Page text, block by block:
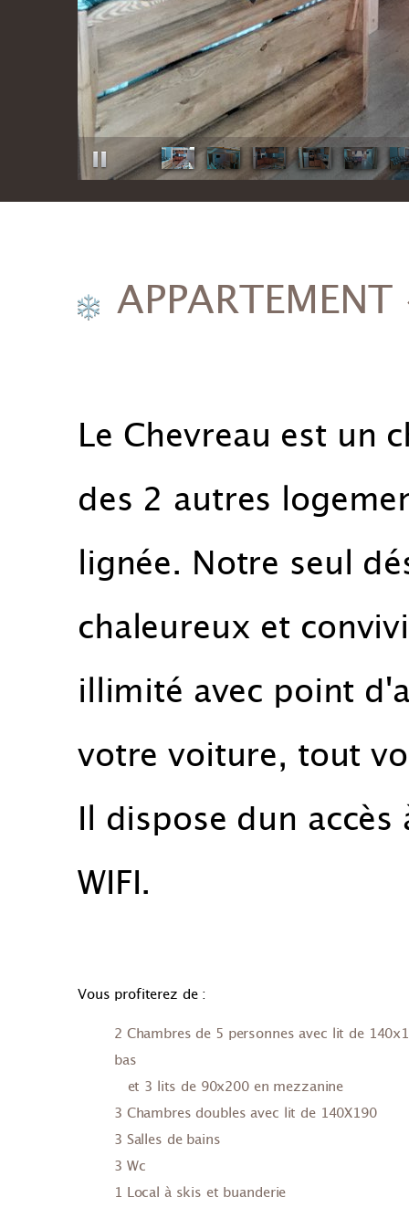
Le Chevreau est un
des 2 autres
lignée. Notre seul
chaleureux et
illimité avec point
votre voiture, tout
Il dispose dun
WIFI.
Vous profiterez de :
2 Chambres de 5 personnes avec lit de
bas
et 3 lits de 90x200 en mezzanine
3 Chambres doubles avec lit de 140X190
3 Salles de bains
3 Wc
1 Local à skis et buanderie